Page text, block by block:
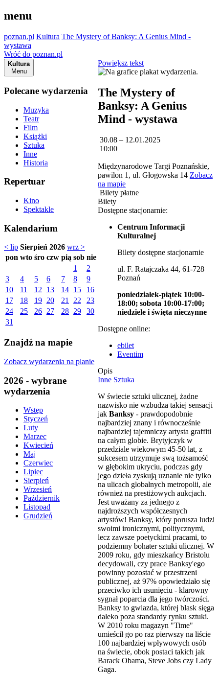
menu
poznan.pl Kultura The Mystery of Banksy: A Genius Mind -
wystawa
Wróć do poznan.pl
Kultura
Menu
Polecane wydarzenia
Muzyka
Teatr
Film
Książki
Sztuka
Inne
Historia
Repertuar
Kino
Spektakle
Kalendarium
< lip Sierpień 2026 wrz >
pon wto śro czw pią sob nie
1
2
3
4 5 6 7 8
9
10
11 12 13 14 15
16
17
18 19 20 21 22
23
24
25 26 27 28 29
30
31
Znajdź na mapie
Zobacz wydarzenia na planie
2026 - wybrane
wydarzenia
Wstęp
Styczeń
Luty
Marzec
Kwiecień
Maj
Czerwiec
Lipiec
Sierpień
Wrzesień
Październik
Listopad
Grudzień
Powiększ tekst
The Mystery of
Banksy: A Genius
Mind - wystawa
30.08 – 12.01.2025
10:00
Międzynarodowe Targi Poznańskie,
pawilon 1, ul. Głogowska 14 Zobacz
na mapie
Bilety płatne
Bilety
Dostępne stacjonarnie:
Centrum Informacji
Kulturalnej
Bilety dostępne stacjonarnie
ul. F. Ratajczaka 44, 61-728
Poznań
poniedziałek-piątek 10:00-
18:00; sobota 10:00-17:00;
niedziele i święta nieczynne
Dostępne online:
ebilet
Eventim
Opis
Inne Sztuka
W świecie sztuki ulicznej, żadne
nazwisko nie wzbudza takiej sensacji
jak Banksy - prawdopodobnie
najbardziej znany i równocześnie
najbardziej tajemniczy artysta graffiti
na całym globie. Brytyjczyk w
przedziale wiekowym 45-50 lat, z
sukcesem utrzymuje swą tożsamość
w głębokim ukryciu, podczas gdy
jego dzieła zyskują uznanie nie tylko
na ulicach globalnych metropolii, ale
również na prestiżowych aukcjach.
Jest uważany za jednego z
najdroższych współczesnych
artystów! Banksy, który porusza ludzi
swoimi ironicznymi, politycznymi,
lecz zawsze poetyckimi pracami, to
podziemny bohater sztuki ulicznej. W
2009 roku, gdy mieszkańcy Bristolu
decydowali, czy prace Banksy'ego
powinny pozostać w przestrzeni
publicznej, aż 97% opowiedziało się
przeciwko ich usunięciu - klarowny
sygnał poparcia dla jego twórczości.
Banksy to gwiazda, której blask sięga
daleko poza standardy rynku sztuki.
W 2010 roku magazyn "Time"
umieścił go po raz pierwszy na liście
100 najbardziej wpływowych osób
na świecie, obok postaci takich jak
Barack Obama, Steve Jobs czy Lady
Gaga.